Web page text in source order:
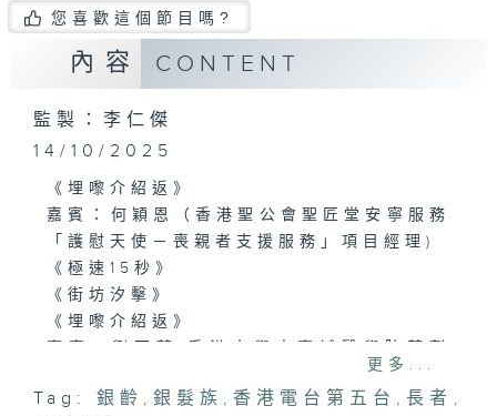
您喜歡這個節目嗎?
內容 CONTENT
監製：李仁傑
14/10/2025
《埋嚟介紹返》
嘉賓：何穎恩（香港聖公會聖匠堂安寧服務
「護慰天使－喪親者支援服務」項目經理)
《極速15秒》
《街坊汐擊》
《埋嚟介紹返》
更多...
Tag: 銀齡 , 銀髮族 , 香港電台第五台 ,長者 ,